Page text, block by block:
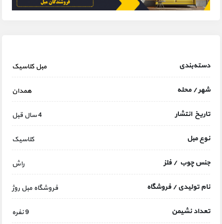
دسته‌بندی مبل کلاسیک
شهر / محله همدان
تاریخ انتشار 4 سال قبل
نوع مبل کلاسیک
جنس چوب / فلز راش
نام تولیدی / فروشگاه فروشگاه مبل روژ
تعداد نشیمن 9 نفره